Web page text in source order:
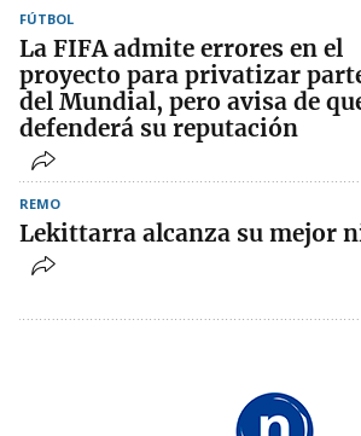
FÚTBOL
La FIFA admite errores en el
proyecto para privatizar
del Mundial, pero avisa de
defenderá su reputación
REMO
Lekittarra alcanza su mejor